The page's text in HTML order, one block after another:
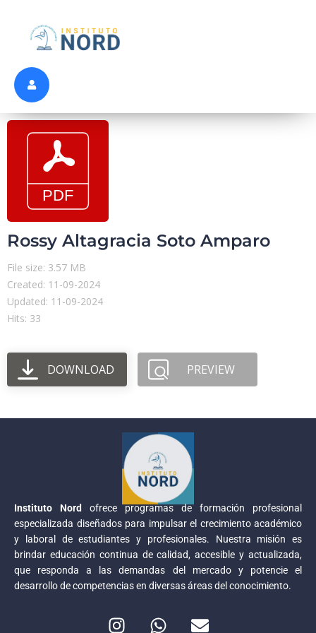
Rossy Altagracia Soto Amparo
File size: 3.57 MB
Created: 11-09-2024
Updated: 11-09-2024
Hits: 33
DOWNLOAD PREVIEW
Instituto Nord
ofrece programas de formación profesional
especializada diseñados para impulsar el crecimiento académico
y laboral de estudiantes y profesionales. Nuestra misión es
brindar educación continua de calidad, accesible y actualizada,
que responda a las demandas del mercado y potencie el
desarrollo de competencias en diversas áreas del conocimiento.